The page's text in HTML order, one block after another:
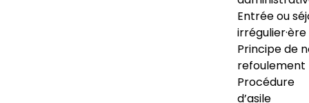
Entrée ou
irrégulier·ère
Principe de
refoulement
Procédure
d’asile